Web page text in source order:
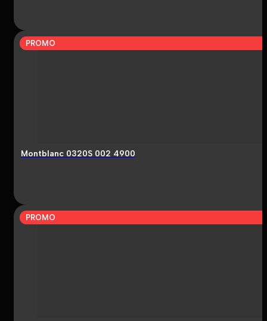
PROMO
Montblanc 0320S 002 4900
PROMO